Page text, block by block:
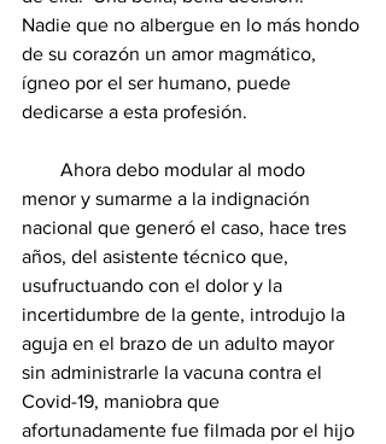
Nadie que no albergue en lo más hondo
de su corazón un amor magmático,
ígneo por el ser humano, puede
dedicarse a esta profesión.
menor y sumarme a la indignación
nacional que generó el caso, hace tres
años, del asistente técnico que,
usufructuando con el dolor y la
incertidumbre de la gente, introdujo la
aguja en el brazo de un adulto mayor
sin administrarle la vacuna contra el
Covid-19, maniobra que
afortunadamente fue filmada por el hijo